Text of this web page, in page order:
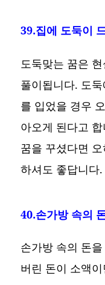
39.집에 도둑이
도둑맞는 꿈은
풀이됩니다. 도
를 입었을 경우
아오게 된다고
꿈을 꾸셨다면
하셔도 좋답니다.
40.손가방 속의
손가방 속의 돈
버린 돈이 소액